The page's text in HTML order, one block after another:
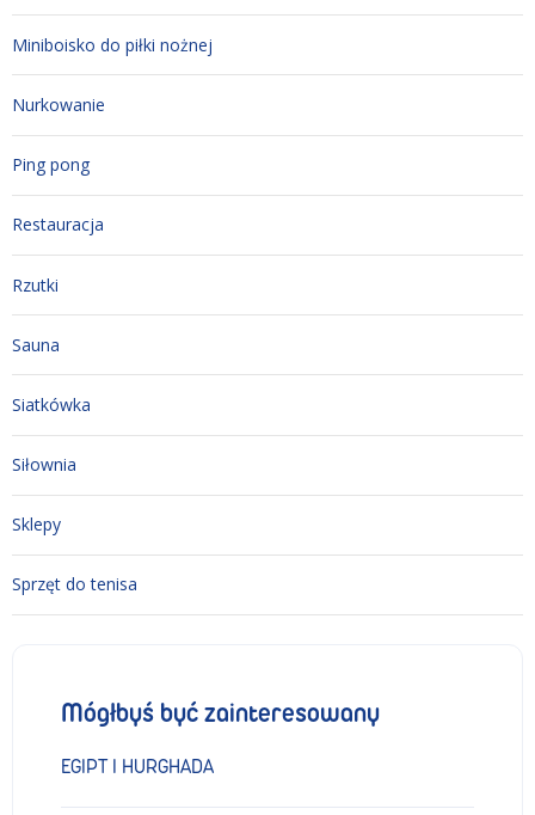
Miniboisko do piłki nożnej
Nurkowanie
Ping pong
Restauracja
Rzutki
Sauna
Siatkówka
Siłownia
Sklepy
Sprzęt do tenisa
Mógłbyś być zainteresowany
EGIPT I HURGHADA